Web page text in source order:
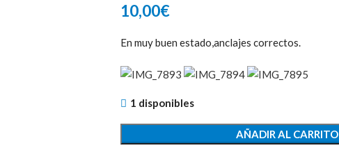
10,00€
En muy buen estado,anclajes correctos.
1 disponibles
AÑADIR AL CARRITO